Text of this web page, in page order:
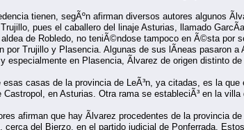
tienen, segÃºn afirman diversos autores algunos
pues el caballero del linaje Asturias, llamado
aldea de Robledo, no teniÃ©ndose tampoco en Ã©sta por
por Trujillo y Plasencia. Algunas de sus lÃ­neas pasaron
especialmente en Plasencia, Ãlvarez de origen distinto
esas casas de la provincia de LeÃ³n, ya citadas, es la
Castropol, en Asturias. Otra rama se estableciÃ³ en la
afirman que hay Ãlvarez procedentes de la provincia
cerca del Bierzo, en el partido judicial de Ponferrada.